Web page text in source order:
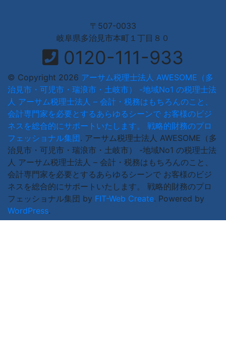
〒507-0033
岐阜県多治見市本町１丁目８０
0120-111-933
© Copyright 2026 アーサム税理士法人 AWESOME（多
治見市・可児市・瑞浪市・土岐市） -地域No1 の税理士法
人 アーサム税理士法人 – 会計・税務はもちろんのこと、
会計専門家を必要とするあらゆるシーンで お客様のビジ
ネスを総合的にサポートいたします。 戦略的財務のプロ
フェッショナル集団. アーサム税理士法人 AWESOME（多
治見市・可児市・瑞浪市・土岐市） -地域No1 の税理士法
人 アーサム税理士法人 – 会計・税務はもちろんのこと、
会計専門家を必要とするあらゆるシーンで お客様のビジ
ネスを総合的にサポートいたします。 戦略的財務のプロ
フェッショナル集団 by FIT-Web Create. Powered by
WordPress.